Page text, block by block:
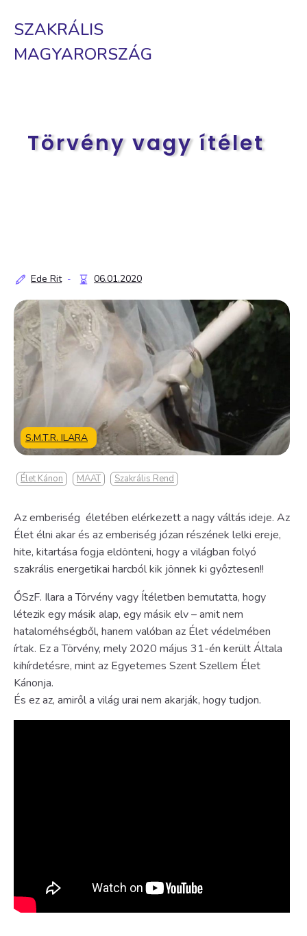
SZAKRÁLIS
MAGYARORSZÁG
Törvény vagy ítélet
Ede Rit - 06.01.2020
S.M.T.R. ILARA
Élet Kánon MAAT Szakrális Rend
Az emberiség életében elérkezett a nagy váltás ideje. Az
Élet élni akar és az emberiség józan részének lelki ereje,
hite, kitartása fogja eldönteni, hogy a világban folyó
szakrális energetikai harcból kik jönnek ki győztesen!!
ŐSzF. Ilara a Törvény vagy Ítéletben bemutatta, hogy
létezik egy másik alap, egy másik elv – amit nem
hataloméhségből, hanem valóban az Élet védelmében
írtak. Ez a Törvény, mely 2020 május 31-én került Általa
kihírdetésre, mint az Egyetemes Szent Szellem Élet
Kánonja.
És ez az, amiről a világ urai nem akarják, hogy tudjon.